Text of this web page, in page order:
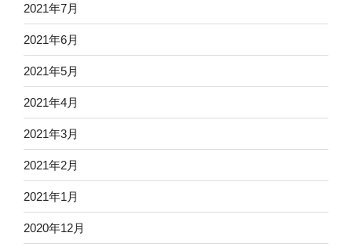
2021年7月
2021年6月
2021年5月
2021年4月
2021年3月
2021年2月
2021年1月
2020年12月